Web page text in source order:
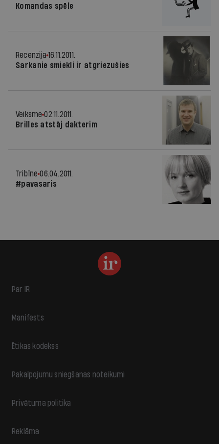
Komandas spēle
Recenzija 16.11.2011.
Sarkanie smiekli ir atgriezušies
Veiksme 02.11.2011.
Brilles atstāj dakterim
Tribīne 06.04.2011.
#pavasaris
Par IR
Manifests
Ētikas kodekss
Pakalpojumu sniegšanas noteikumi
Privātuma politika
Reklāma